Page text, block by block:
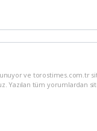
ve torostimes.com.tr
Yazılan tüm